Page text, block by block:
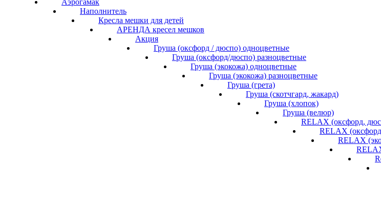
Аэрогамак
Наполнитель
Кресла мешки для детей
АРЕНДА кресел мешков
Акция
Груша (оксфорд / дюспо) одноцветные
Груша (оксфорд/дюспо) разноцветные
Груша (экокожа) одноцветные
Груша (экокожа) разноцветные
Груша (грета)
Груша (скотчгард, жакард)
Груша (хлопок)
Груша (велюр)
RELAX (оксфорд,
RELAX
RELAX